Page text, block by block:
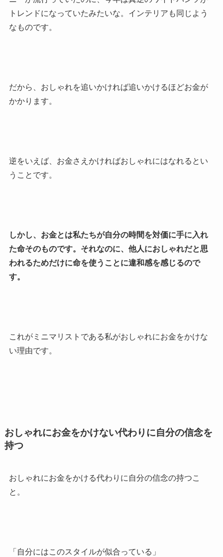
トレンドになっていたみたいな。インテリアも同じよう
なものです。
だから、おしゃれを追いかければ追いかけるほどお金が
かかります。
逆をいえば、お金さえかければおしゃれにはなれるとい
うことです。
しかし、お金とは私たちが自分の時間を対価に手に入れ
た命そのものです。それなのに、 他人におしゃれだと思
われるためだけに命を使うことに違和感を感じるので
す。
これがミニマリストである私がおしゃれにお金をかけな
い理由です。
おしゃれにお金をかけない代わりに自分の信念を
持つ
おしゃれにお金をかける代わりに自分の信念の持つこ
と。
「自分にはこのスタイルが似合っている」